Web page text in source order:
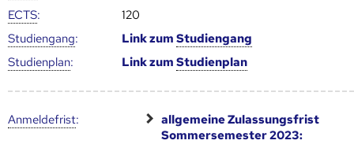
ECTS:
120
Studien­gang: Link zumStudien­gang
Studien­plan: Link zumStudien­plan
Anmelde­frist:
allgemeine Zulassungsfrist
Sommersemester 2023: